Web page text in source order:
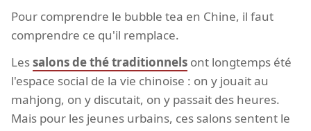
Pour comprendre le bubble tea en Chine, il faut
comprendre ce qu'il remplace.
Lessalons de thé traditionnels ont longtemps été
l'espace social de la vie chinoise : on y jouait au
mahjong, on y discutait, on y passait des heures.
Mais pour les jeunes urbains, ces salons sentent le